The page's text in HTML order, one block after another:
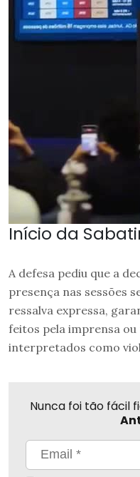
Início da
A defesa pediu que a
presença nas sessões
ressalva expressa,
feitos pela imprensa
interpretados como
Nunca foi tão fácil